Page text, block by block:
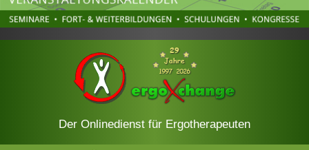
Der Onlinedienst für Ergotherapeuten